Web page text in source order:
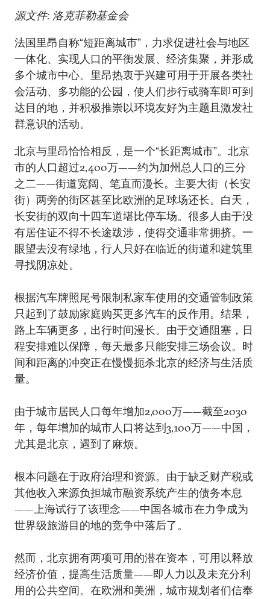
源文件: 洛克菲勒基金会
法国里昂自称“短距离城市”，力求促进社会与地区
一体化、实现人口的平衡发展、经济集聚，并形成
多个城市中心。里昂热衷于兴建可用于开展各类社
会活动、多功能的公园，使人们步行或骑车即可到
达目的地，并积极推崇以环境友好为主题且激发社
群意识的活动。
北京与里昂恰恰相反，是一个“长距离城市”。北京
市的人口超过2,400万——约为加州总人口的三分
之二——街道宽阔、笔直而漫长。主要大街（长安
街）两旁的街区甚至比欧洲的足球场还长。白天，
长安街的双向十四车道堪比停车场。很多人由于没
有居住证不得不长途跋涉，使得交通非常拥挤。一
眼望去没有绿地，行人只好在临近的街道和建筑里
寻找阴凉处。
根据汽车牌照尾号限制私家车使用的交通管制政策
只起到了鼓励家庭购买更多汽车的反作用。结果，
路上车辆更多，出行时间漫长。由于交通阻塞，日
程安排难以保障，每天最多只能安排三场会议。时
间和距离的冲突正在慢慢扼杀北京的经济与生活质
量。
由于城市居民人口每年增加2,000万——截至2030
年，每年增加的城市人口将达到3,100万——中国，
尤其是北京，遇到了麻烦。
根本问题在于政府治理和资源。由于缺乏财产税或
其他收入来源负担城市融资系统产生的债务本息
——上海试行了该理念——中国各城市在力争成为
世界级旅游目的地的竞争中落后了。
然而，北京拥有两项可用的潜在资本，可用以释放
经济价值，提高生活质量——即人力以及未充分利
用的公共空间。在欧洲和美洲，城市规划者们信奉